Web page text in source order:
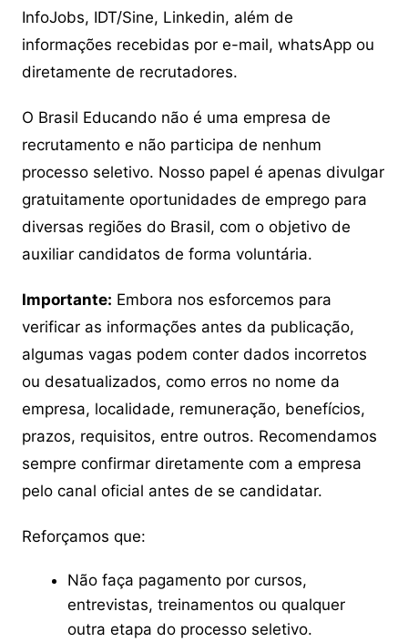
InfoJobs, IDT/Sine, Linkedin, além de
informações recebidas por e-mail, whatsApp ou
diretamente de recrutadores.
O Brasil Educando não é uma empresa de
recrutamento e não participa de nenhum
processo seletivo. Nosso papel é apenas divulgar
gratuitamente oportunidades de emprego para
diversas regiões do Brasil, com o objetivo de
auxiliar candidatos de forma voluntária.
Importante: Embora nos esforcemos para
verificar as informações antes da publicação,
algumas vagas podem conter dados incorretos
ou desatualizados, como erros no nome da
empresa, localidade, remuneração, benefícios,
prazos, requisitos, entre outros. Recomendamos
sempre confirmar diretamente com a empresa
pelo canal oficial antes de se candidatar.
Reforçamos que:
Não faça pagamento por cursos,
entrevistas, treinamentos ou qualquer
outra etapa do processo seletivo.